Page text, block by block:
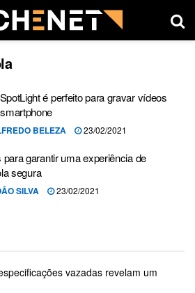
é perfeito para gravar vídeos
BELEZA 23/02/2021
para garantir uma experiência de
segura
SILVA 23/02/2021
vazadas revelam um